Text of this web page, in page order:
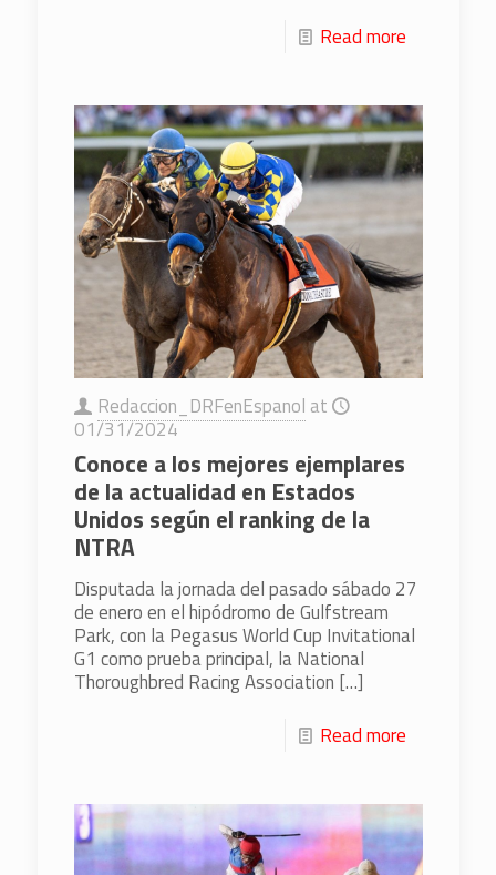
Read more
Redaccion_DRFenEspanol at
01/31/2024
Conoce a los mejores ejemplares
de la actualidad en Estados
Unidos según el ranking de la
NTRA
Disputada la jornada del pasado sábado 27
de enero en el hipódromo de Gulfstream
Park, con la Pegasus World Cup Invitational
G1 como prueba principal, la National
Thoroughbred Racing Association […]
Read more